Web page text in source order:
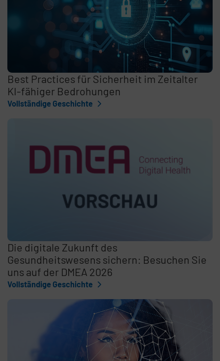
Best Practices für Sicherheit im Zeitalter
KI-fähiger Bedrohungen
Vollständige Geschichte
Die digitale Zukunft des
Gesundheitswesens sichern: Besuchen Sie
uns auf der DMEA 2026
Vollständige Geschichte